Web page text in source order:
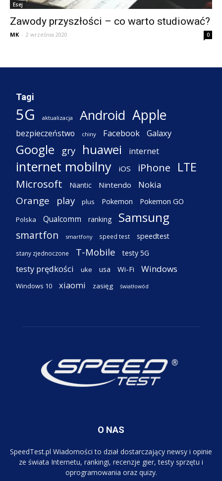
Esej
Zawody przyszłości – co warto studiować?
MK - 2 września 2020 0
Tagi
5G aktualizacja Android Apple
bezpieczeństwo chiny Facebook Galaxy
Google gry huawei internet
internet mobilny iOS iPhone LTE
Microsoft Niantic Nintendo Nokia
Orange play plus Pokemon Pokemon GO
Polska Qualcomm ranking Samsung
smartfon smartfony speed test speedtest
stany zjednoczone T-Mobile testy 5G
testy prędkości uke usa Wi-Fi Windows
Windows 10 xiaomi zasięg światłowód
O NAS
SpeedTest.pl Wiadomości to dział dostarczający newsy i opinie
ze świata Internetu, rankingi, recenzje gier, testy sprzętu i
oprogramowania oraz quizy.